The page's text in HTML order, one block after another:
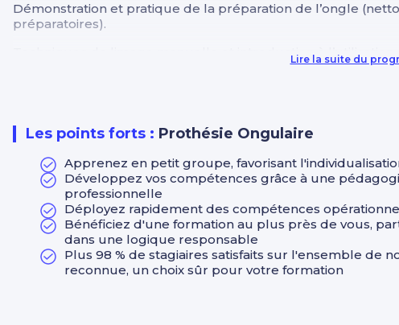
Démonstration et pratique de la préparation de l’ongle
préparatoires).
Techniques de limage manuelle et introduction à l’utilisation
Application et ajustement des capsules.
Pose de gel sur capsules.
Protocoles spécifiques pour l’utilisation des capsules.
Chablons:
Pose des chablons pour rallongement.
Construction en gel sur chablons.
Lire la suite du
Les points forts : Prothésie Ongulaire
Apprenez en petit groupe, favorisant
Développez vos compétences grâce à une
professionnelle
Déployez rapidement des compétences
Bénéficiez d'une formation au plus près de vous,
dans une logique responsable
Plus 98 % de stagiaires satisfaits sur l'ensemble de
reconnue, un choix sûr pour votre formation